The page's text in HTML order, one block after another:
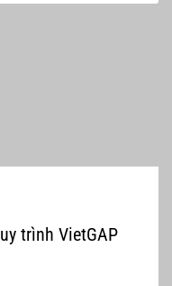
trình VietGAP